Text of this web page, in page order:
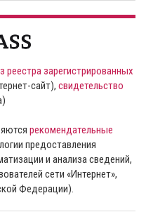
реестра зарегистрированных
сайт), свидетельство
рекомендательные
предоставления
и анализа сведений,
сети «Интернет»,
Федерации).